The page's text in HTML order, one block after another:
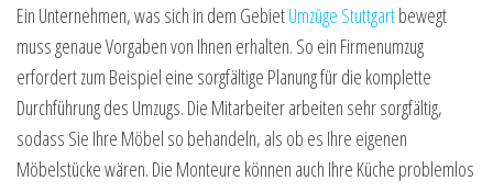
Ein Unternehmen, was sich in dem GebietUmzüge Stuttgartbewegt
muss genaue Vorgaben von Ihnen erhalten. So ein Firmenumzug
erfordert zum Beispiel eine sorgfältige Planung für die komplette
Durchführung des Umzugs. Die Mitarbeiter arbeiten sehr sorgfältig,
sodass Sie Ihre Möbel so behandeln, als ob es Ihre eigenen
Möbelstücke wären. Die Monteure können auch Ihre Küche problemlos